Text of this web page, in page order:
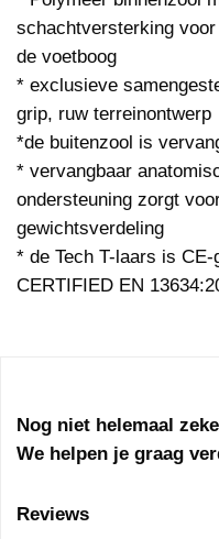
schachtversterking
de voetboog
* exclusieve
grip, ruw terreinontwerp
*de buitenzool is
* vervangbaar
ondersteuning zorgt
gewichtsverdeling
* de Tech T-laars is
CERTIFIED EN
Nog niet helemaal
We helpen je graag
Reviews